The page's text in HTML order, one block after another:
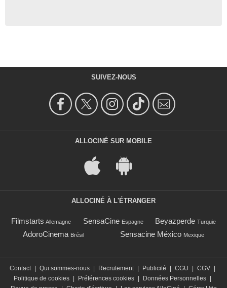
SUIVEZ-NOUS
ALLOCINÉ SUR MOBILE
ALLOCINÉ À L'ÉTRANGER
Filmstarts Allemagne SensaCine Espagne Beyazperde Turquie
AdoroCinema Brésil Sensacine México Mexique
Contact Qui sommes-nous Recrutement Publicité CGU CGV
Politique de cookies
Préférences cookies Données Personnelles